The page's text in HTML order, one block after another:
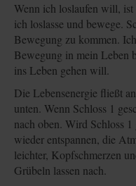
Wenn ich loslaufen will,
ich loslasse und bewege.
Bewegung zu kommen.
Bewegung in mein Leben
ins Leben gehen will.
Die Lebensenergie fließt
unten. Wenn Schloss 1
nach oben. Wird Schloss
wieder entspannen, die
leichter, Kopfschmerzen
Grübeln lassen nach.